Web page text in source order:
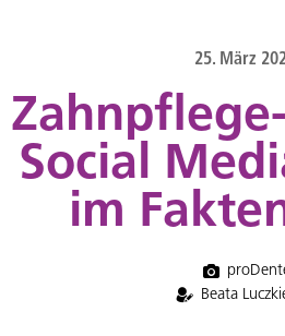
25. März
Social
im
Beata